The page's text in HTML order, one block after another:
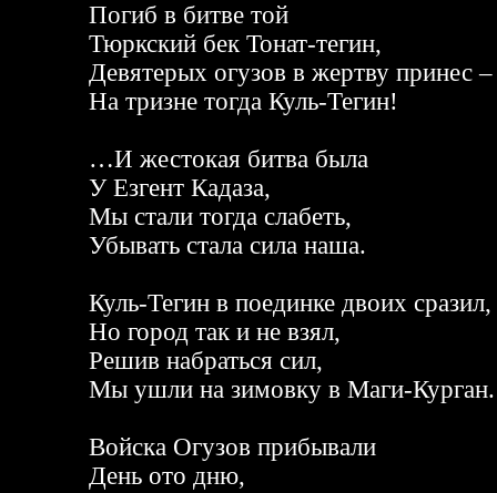
Погиб в битве той
Тюркский бек Тонат-тегин,
Девятерых огузов в жертву принес –
На тризне тогда Куль-Тегин!
…И жестокая битва была
У Езгент Кадаза,
Мы стали тогда слабеть,
Убывать стала сила наша.
Куль-Тегин в поединке двоих сразил,
Но город так и не взял,
Решив набраться сил,
Мы ушли на зимовку в Маги-Курган.
Войска Огузов прибывали
День ото дню,